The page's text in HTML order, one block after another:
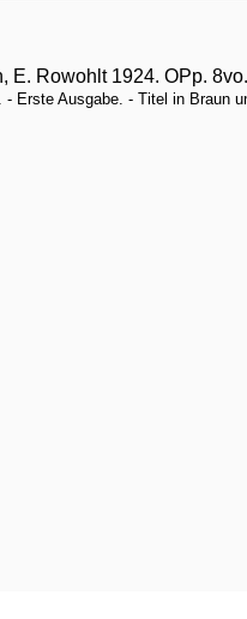
Rowohlt 1924. OPp.
Erste Ausgabe. - Titel in Braun